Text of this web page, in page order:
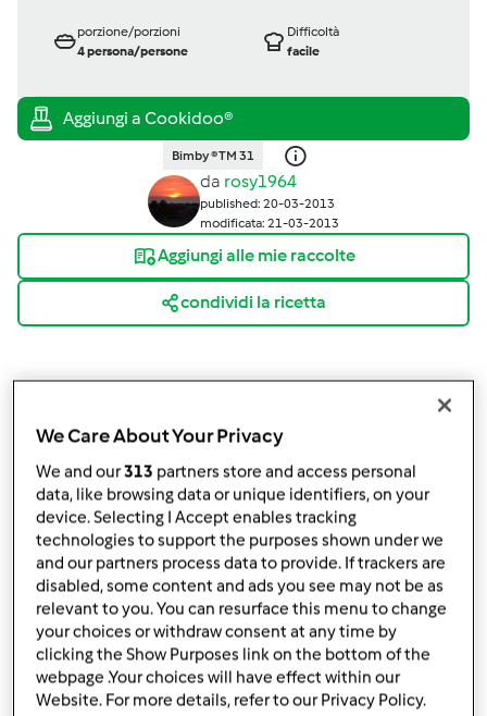
porzione/porzioni
4persona/persone
Difficoltà
facile
Bimby ® TM 31
da rosy1964
published: 20-03-2013
modificata: 21-03-2013
Aggiungi alle mie raccolte
condividi la ricetta
Ingredienti
Per la Bresaola
200gdi Bresaola della Valtellina igp,affettata
5arance,medie
pezzo limone,
1cucchiaiodi aceto balsamico
2cucchiaidi pinoli
2cucchiaidi uvetta sultanina
1bicchieredi brandy
We Care About Your Privacy
We and our313 partners store and access personal
data, like browsing data or unique identifiers, on your
device. Selecting I Accept enables tracking
technologies to support the purposes shown under we
and our partners process data to provide. If trackers are
disabled, some content and ads you see may not be as
relevant to you. You can resurface this menu to change
your choices or withdraw consent at any time by
clicking the Show Purposes link on the bottom of the
webpage .Your choices will have effect within our
Website. For more details, refer to our Privacy Policy.